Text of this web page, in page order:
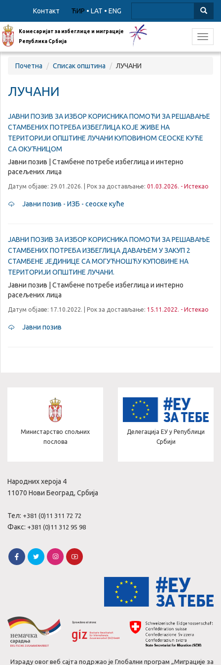
Контакт ЋИР • LAT • ENG
Комесаријат за избеглице и миграције
Република Србија
Почетна Списак општина ЛУЧАНИ
ЛУЧАНИ
ЈАВНИ ПОЗИВ ЗА ИЗБОР КОРИСНИКА ПОМОЋИ ЗА РЕШАВАЊЕ
СТАМБЕНИХ ПОТРЕБА ИЗБЕГЛИЦА КОЈЕ ЖИВЕ НА
ТЕРИТОРИЈИ ОПШТИНЕ ЛУЧАНИ КУПОВИНОМ СЕОСКЕ КУЋЕ
СА ОКУЋНИЦОМ
Јавни позив | Стамбене потребе избеглица и интерно
расељених лица
Датум објаве: 29.01.2026. | Рок за достављање: 01.03.2026. - Истекао
Јавни позив - ИЗБ - сеоске куће
ЈАВНИ ПОЗИВ ЗА ИЗБОР КОРИСНИКА ПОМОЋИ ЗА РЕШАВАЊЕ
СТАМБЕНИХ ПОТРЕБА ИЗБЕГЛИЦА ДАВАЊЕМ У ЗАКУП 2
СТАМБЕНЕ ЈЕДИНИЦЕ СА МОГУЋНОШЋУ КУПОВИНЕ НА
ТЕРИТОРИЈИ ОПШТИНЕ ЛУЧАНИ.
Јавни позив | Стамбене потребе избеглица и интерно
расељених лица
Датум објаве: 17.10.2022. | Рок за достављање: 15.11.2022. - Истекао
Јавни позив
Министарство спољних
послова
Делегација ЕУ у Републици
Србији
Народних хероја 4
11070 Нови Београд, Србија
Тел: +381 (0)11 311 72 72
Факс: +381 (0)11 312 95 98
Израду овог веб сајта подржао је Глобални програм „Миграције за